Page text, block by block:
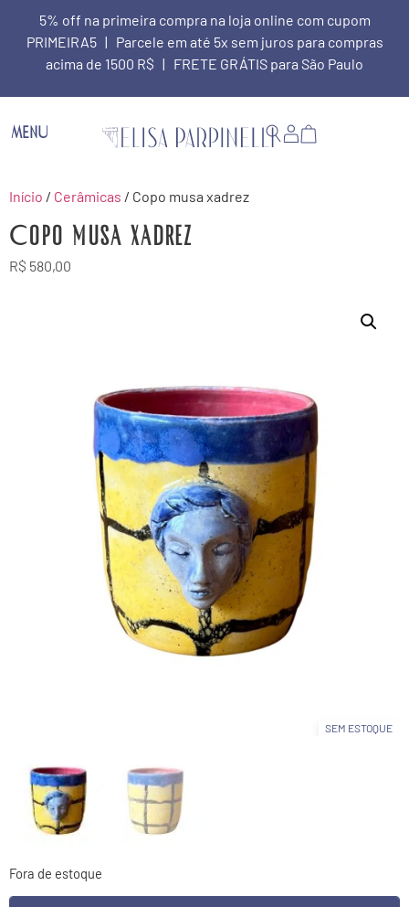
5% off na primeira compra na loja online com cupom
PRIMEIRA5 | Parcele em até 5x sem juros para compras
acima de 1500 R$ | FRETE GRÁTIS para São Paulo
MENU
Início / Cerâmicas / Copo musa xadrez
Copo musa xadrez
R$ 580,00
SEM ESTOQUE
Fora de estoque